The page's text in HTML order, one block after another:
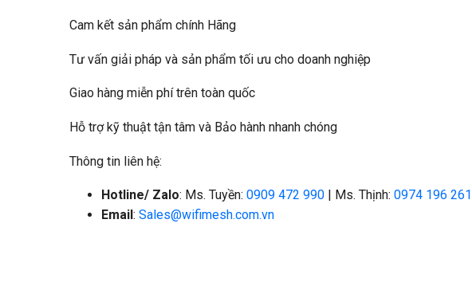
Cam kết sản phẩm chính Hãng
Tư vấn giải pháp và sản phẩm tối ưu cho doanh nghiệp
Giao hàng miễn phí trên toàn quốc
Hỗ trợ kỹ thuật tận tâm và Bảo hành nhanh chóng
Thông tin liên hệ:
Hotline/ Zalo: Ms. Tuyền: 0909 472 990 | Ms. Thịnh: 0974 196 261
Email: Sales@wifimesh.com.vn